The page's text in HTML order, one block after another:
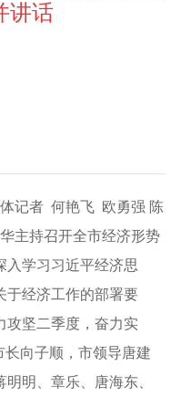
讲话
记者 何艳飞 欧勇强 陈
主持召开全市经济形势
入学习习近平经济思
于经济工作的部署要
攻坚二季度，奋力实
长向子顺，市领导唐建
明、章乐、唐海东、